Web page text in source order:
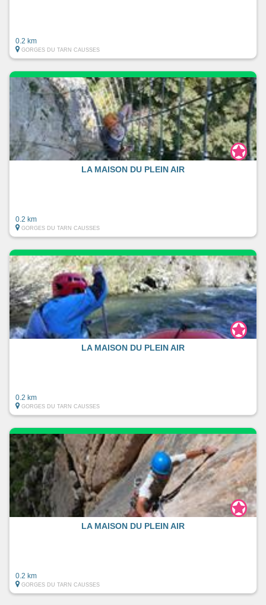
0.2 km
GORGES DU TARN CAUSSES
LA MAISON DU PLEIN AIR
0.2 km
GORGES DU TARN CAUSSES
LA MAISON DU PLEIN AIR
0.2 km
GORGES DU TARN CAUSSES
LA MAISON DU PLEIN AIR
0.2 km
GORGES DU TARN CAUSSES